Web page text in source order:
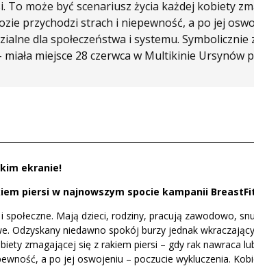
To może być scenariusz życia każdej kobiety
przychodzi strach i niepewność, a po jej
dla społeczeństwa i systemu.
miejsce 28 czerwca w Multikinie Ursynów
ekranie!
piersi w najnowszym spocie kampanii
Mają dzieci, rodziny, pracują zawodowo,
Odzyskany niedawno spokój burzy jednak
zmagającej się z rakiem piersi – gdy rak nawraca
a po jej oswojeniu – poczucie wykluczenia.